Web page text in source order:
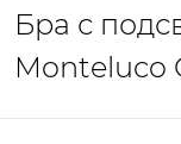
Бра с
Monteluco